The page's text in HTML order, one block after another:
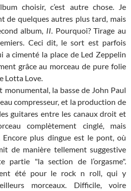
choisir, c’est autre chose. Je
de quelques autres plus tard, mais
album, II. Pourquoi? Tirage au
Ceci dit, le sort est parfois
a cimenté la place de Led Zeppelin
grâce au morceau de pure folie
Lotta Love.
la basse de John Paul
compresseur, et la production de
guitares entre les canaux droit et
complètement cinglé, mais
plus dingue est le pont, où
de manière tellement suggestive
partie "la section de l’orgasme".
été pour le rock n roll, qui y
morceaux. Difficile, voire